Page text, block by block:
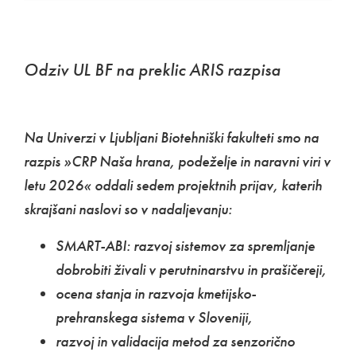
Odziv UL BF na preklic ARIS razpisa
Na Univerzi v Ljubljani Biotehniški fakulteti smo na
razpis »CRP Naša hrana, podeželje in naravni viri v
letu 2026« oddali sedem projektnih prijav, katerih
skrajšani naslovi so v nadaljevanju:
SMART-ABI: razvoj sistemov za spremljanje
dobrobiti živali v perutninarstvu in prašičereji,
ocena stanja in razvoja kmetijsko-
prehranskega sistema v Sloveniji,
razvoj in validacija metod za senzorično